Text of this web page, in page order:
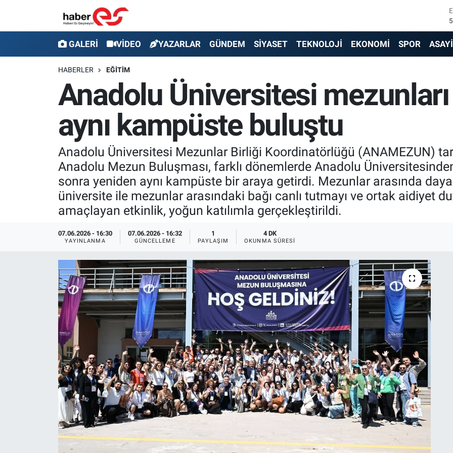
GALERİ VİDEO YAZARLAR GÜNDEM SİYASET TEKNOLOJİ EKONOMİ SPOR
HABERLER EĞİTİM
Anadolu Üniversitesi
aynı kampüste buluştu
Anadolu Üniversitesi Mezunlar Birliği Koordinatörlüğü (ANAMEZUN)
Anadolu Mezun Buluşması, farklı dönemlerde Anadolu
sonra yeniden aynı kampüste bir araya getirdi. Mezunlar arasında
üniversite ile mezunlar arasındaki bağı canlı tutmayı ve ortak aidiyet
amaçlayan etkinlik, yoğun katılımla gerçekleştirildi.
07.06.2026 - 16:30
YAYINLANMA
07.06.2026 - 16:32
GÜNCELLEME
1
PAYLAŞIM
4 DK
OKUNMA SÜRESI
YAZARLAR
TEKNOLOJİ
EKONOMİ
Eskişehir Nöbetçi Eczaneler
Eskişehir Hava Durumu
Eskişehir Trafik Yoğunluk Haritası
Süper Lig Puan Durumu ve Fikstür
Tüm Manşetler
Son Dakika Haberleri
Haber Arşivi